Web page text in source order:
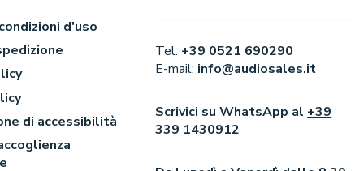
d'uso
di accessibilità
Tel. +39 0521 690290
E-mail: info@audiosales.it
Scrivici su WhatsApp al+39
339 1430912